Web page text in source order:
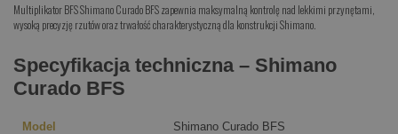
Multiplikator BFS Shimano Curado BFS zapewnia maksymalną kontrolę nad lekkimi przynętami,
wysoką precyzję rzutów oraz trwałość charakterystyczną dla konstrukcji Shimano.
Specyfikacja techniczna – Shimano
Curado BFS
Model Shimano Curado BFS